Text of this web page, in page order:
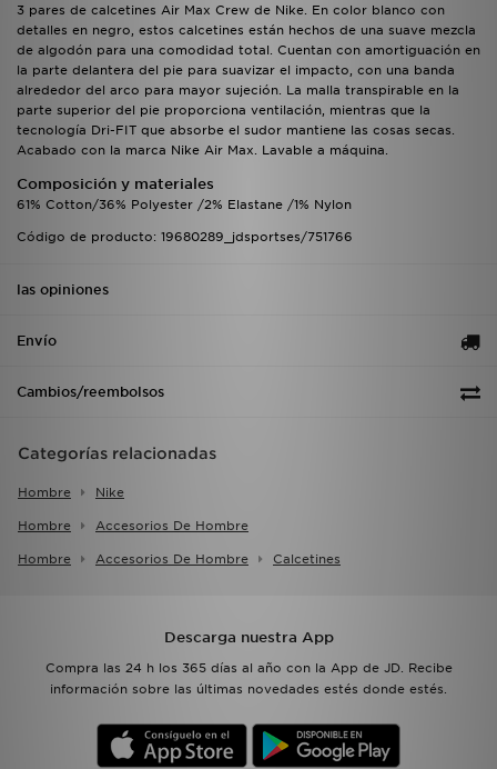
3 pares de calcetines Air Max Crew de Nike. En color blanco con
detalles en negro, estos calcetines están hechos de una suave mezcla
de algodón para una comodidad total. Cuentan con amortiguación en
la parte delantera del pie para suavizar el impacto, con una banda
alrededor del arco para mayor sujeción. La malla transpirable en la
parte superior del pie proporciona ventilación, mientras que la
tecnología Dri-FIT que absorbe el sudor mantiene las cosas secas.
Acabado con la marca Nike Air Max. Lavable a máquina.
Composición y materiales
61% Cotton/36% Polyester /2% Elastane /1% Nylon
Código de producto: 19680289_jdsportses/751766
las opiniones
Envío
Cambios/reembolsos
Categorías relacionadas
Hombre Nike
Hombre Accesorios De Hombre
Hombre Accesorios De Hombre Calcetines
Descarga nuestra App
Compra las 24 h los 365 días al año con la App de JD. Recibe
información sobre las últimas novedades estés donde estés.